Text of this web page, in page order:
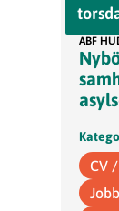
allé
ABF
CV